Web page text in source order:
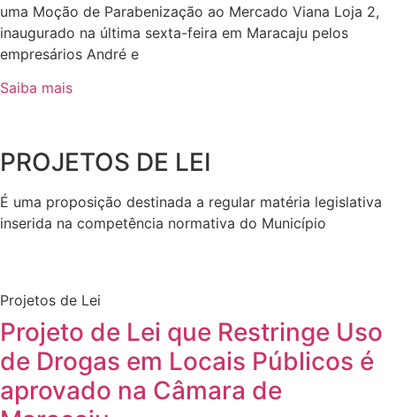
uma Moção de Parabenização ao Mercado Viana Loja 2,
inaugurado na última sexta-feira em Maracaju pelos
empresários André e
Saiba mais
PROJETOS DE LEI
É uma proposição destinada a regular matéria legislativa
inserida na competência normativa do Município
Projetos de Lei
Projeto de Lei que Restringe Uso
de Drogas em Locais Públicos é
aprovado na Câmara de